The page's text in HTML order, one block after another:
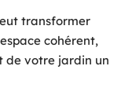
transformer
cohérent,
de votre jardin un